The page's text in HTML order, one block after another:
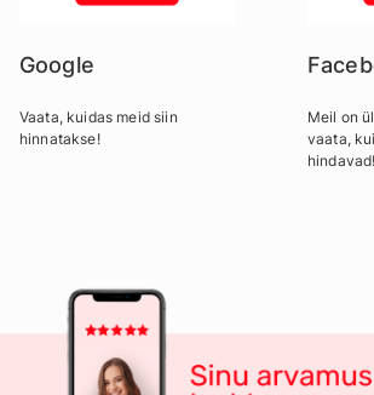
Google
Vaata, kuidas meid siin
hinnatakse!
Meil on
vaata,
hindavad!